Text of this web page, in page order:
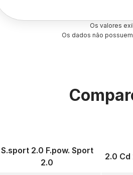
Os valores
Os dados não
S.sport 2.0 F.pow. Sport
2.0
2.0